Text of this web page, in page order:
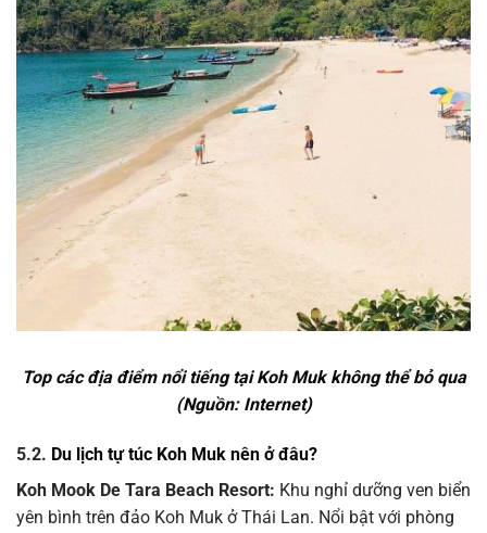
Top các địa điểm nổi tiếng tại Koh Muk không thể bỏ qua
(Nguồn: Internet)
5.2. Du lịch tự túc Koh Muk nên ở đâu?
Koh Mook De Tara Beach Resort: Khu nghỉ dưỡng ven biển
yên bình trên đảo Koh Muk ở Thái Lan. Nổi bật với phòng